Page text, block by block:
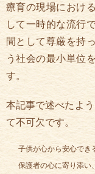
療育の現場におけ
して一時的な流行
間として尊厳を持
う社会の最小単位
す。
本記事で述べたよ
て不可欠です。
子供が心から安心でき
保護者の心に寄り添い